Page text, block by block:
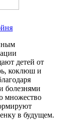
детей от
коклюш и
болезнями
множество
в будущем.